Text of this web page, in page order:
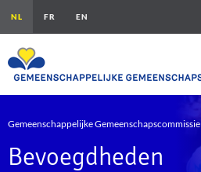
Kruimelpad
Gemeenschappelijke Gemeenschapscommissie
Bevoegdheden